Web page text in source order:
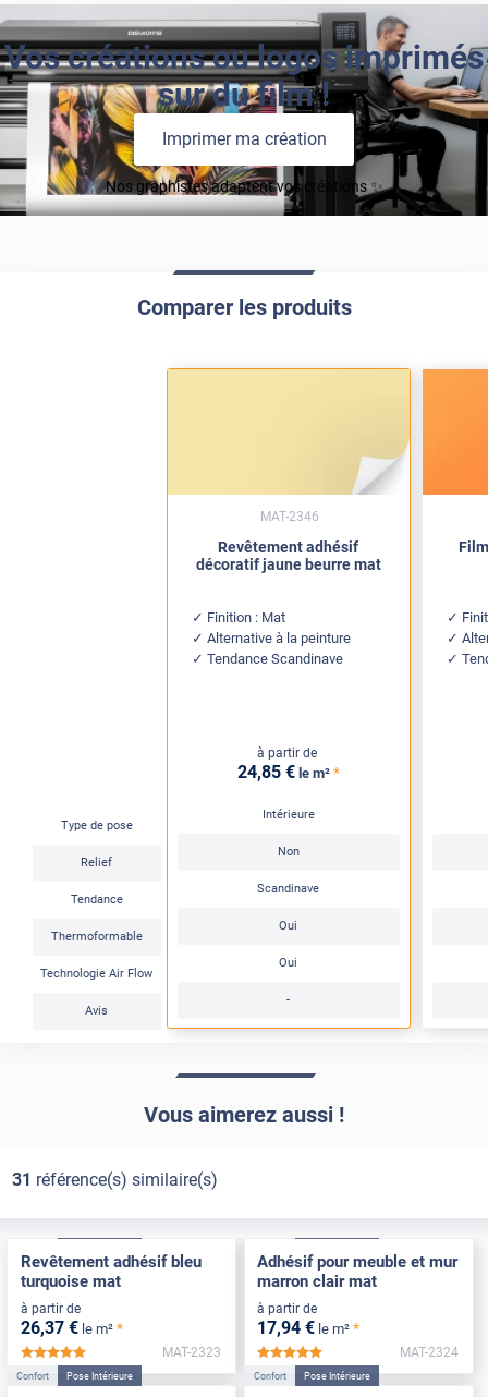
Vos créations ou logos imprimés
sur du film !
Imprimer ma création
Nos graphistes adaptent vos créations ✨
Comparer les produits
Type de pose
Relief
Tendance
Thermoformable
Technologie Air Flow
Avis
Revêtement adhésif
décoratif jaune beurre mat
Finition : Mat
Alternative à la peinture
Tendance Scandinave
à partir de
24,85 € le m² *
Intérieure
Non
Scandinave
Oui
Oui
-
MAT-2346
Vous aimerez aussi !
31 référence(s) similaire(s)
Revêtement adhésif bleu
turquoise mat
à partir de
26,37 € le m² *
*****
MAT-2323
Adhésif pour meuble et mur
marron clair mat
à partir de
17,94 € le m² *
MAT-2324
Confort Pose Intérieure Confort Pose Intérieure